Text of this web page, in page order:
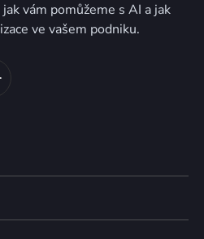
vám pomůžeme s AI a jak
ve vašem podniku.